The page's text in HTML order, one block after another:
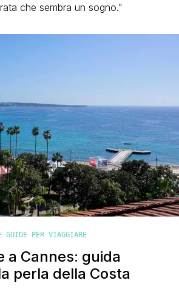
che sembra un sogno."
PER VIAGGIARE
a Cannes: guida
perla della Costa